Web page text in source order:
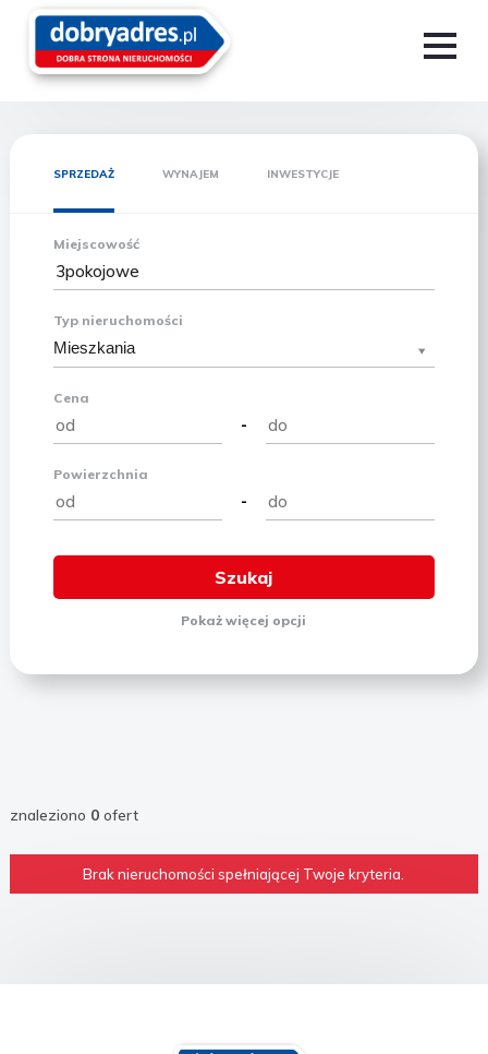
SPRZEDAŻ WYNAJEM INWESTYCJE
Miejscowość
Typ nieruchomości
Mieszkania
Cena
-
Powierzchnia
-
Pokażwięcej opcji
znaleziono 0ofert
Brak nieruchomości spełniającej Twoje kryteria.